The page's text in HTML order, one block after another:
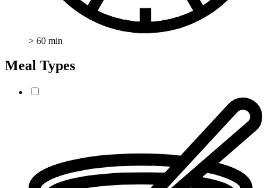
> 60 min
Meal Types